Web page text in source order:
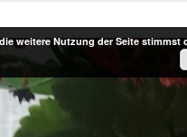
weitere Nutzung der Seite